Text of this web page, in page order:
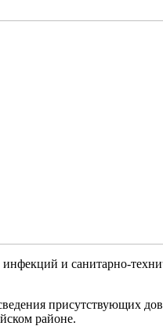
и санитарно-
присутствующих
районе.